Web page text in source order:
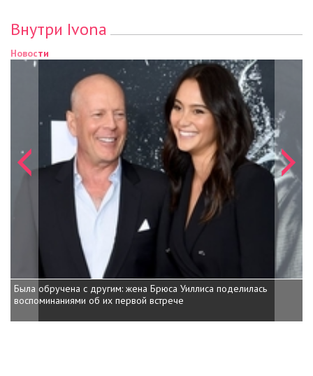
Внутри Ivona
Новости
Была обручена с другим: жена Брюса Уиллиса поделилась
воспоминаниями об их первой встрече
Новости
Леся Никитюк сообщила об улучшении состояния Богдана
Богдановича